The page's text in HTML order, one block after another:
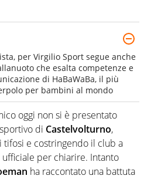
per Virgilio Sport segue anche
che esalta competenze e
di HaBaWaBa, il più
per bambini al mondo
oggi non si è presentato
di Castelvolturno,
e costringendo il club a
ufficiale per chiarire. Intanto
ha raccontato una battuta